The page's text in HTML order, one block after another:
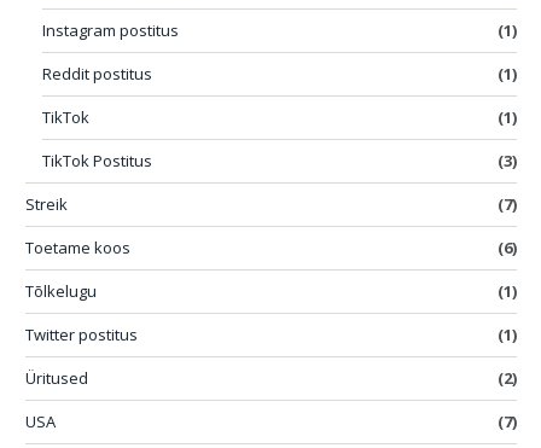
Instagram postitus
(1)
Reddit postitus
(1)
TikTok
(1)
TikTok Postitus
(3)
Streik
(7)
Toetame koos
(6)
Tõlkelugu
(1)
Twitter postitus
(1)
Üritused
(2)
USA
(7)